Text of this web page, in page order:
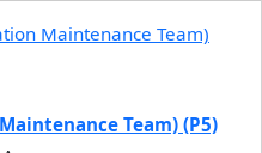
Team) (P5)